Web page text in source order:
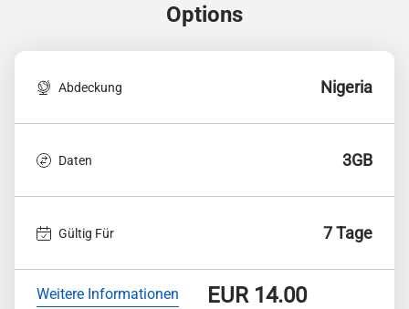
Options
Abdeckung Nigeria
Daten 3GB
Gültig Für 7 Tage
Weitere Informationen EUR14.00